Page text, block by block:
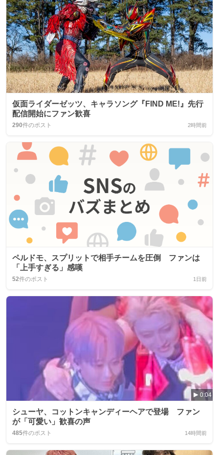
仮面ライダーゼッツ、キャラソング『FIND ME!』先行
配信開始にファン歓喜
290件のポスト 2時間前
ペルドモ、スプリットで相手チームを圧倒 ファンは
「上手すぎる」感嘆
52件のポスト 1日前
0:04
シューヤ、コットンキャンディーヘアで登場 ファン
が「可愛い」歓喜の声
485件のポスト 14時間前